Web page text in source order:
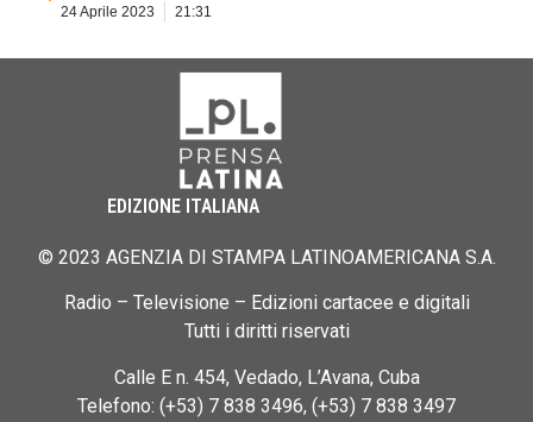
24 Aprile 2023 21:31
EDIZIONE ITALIANA
© 2023 AGENZIA DI STAMPA LATINOAMERICANA S.A.
Radio – Televisione – Edizioni cartacee e digitali
Tutti i diritti riservati
Calle E n. 454, Vedado, L’Avana, Cuba
Telefono: (+53) 7 838 3496, (+53) 7 838 3497